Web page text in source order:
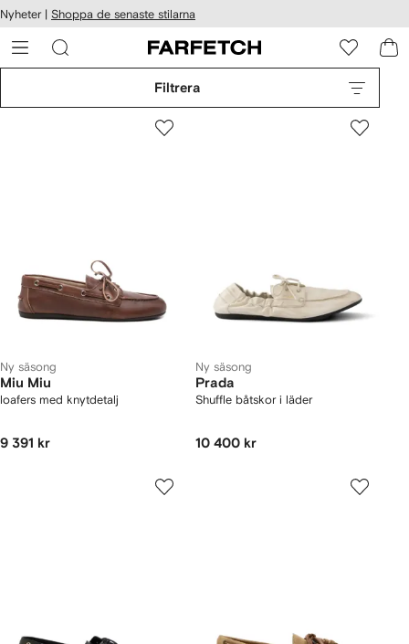
till
Nyheter | Shoppa de senaste stilarna
Filtrera
Ny säsong
Miu Miu
loafers med knytdetalj
9 391 kr
Ny säsong
Prada
Shuffle båtskor i läder
10 400 kr